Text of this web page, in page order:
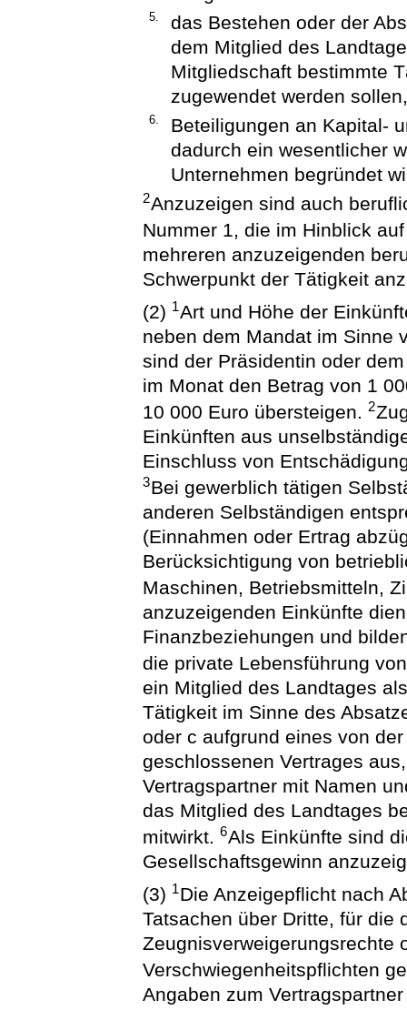
5.
das Bestehen oder der
dem Mitglied des
Mitgliedschaft bestimmte
zugewendet werden sollen,
6.
Beteiligungen an Kapital-
dadurch ein wesentlicher
Unternehmen begründet
2Anzuzeigen sind auch
Nummer 1, die im Hinblick
mehreren anzuzeigenden
Schwerpunkt der Tätigkeit
(2) 1Art und Höhe der
neben dem Mandat im Sinne
sind der Präsidentin oder
im Monat den Betrag von 1
10 000 Euro übersteigen.2
Einkünften aus
Einschluss von
3Bei gewerblich tätigen
anderen Selbständigen
(Einnahmen oder Ertrag
Berücksichtigung von
Maschinen, Betriebsmitteln,
anzuzeigenden Einkünfte
Finanzbeziehungen und
die private Lebensführung
ein Mitglied des Landtages
Tätigkeit im Sinne des
oder c aufgrund eines von
geschlossenen Vertrages
Vertragspartner mit Namen
das Mitglied des Landtages
mitwirkt.6Als Einkünfte sind
Gesellschaftsgewinn
(3) 1Die Anzeigepflicht nach
Tatsachen über Dritte, für die
Zeugnisverweigerungsrechte
Verschwiegenheitspflichten
Angaben zum